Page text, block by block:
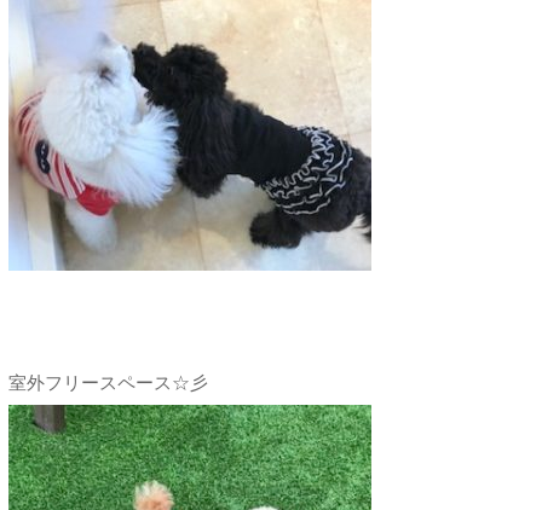
室外フリースペース☆彡